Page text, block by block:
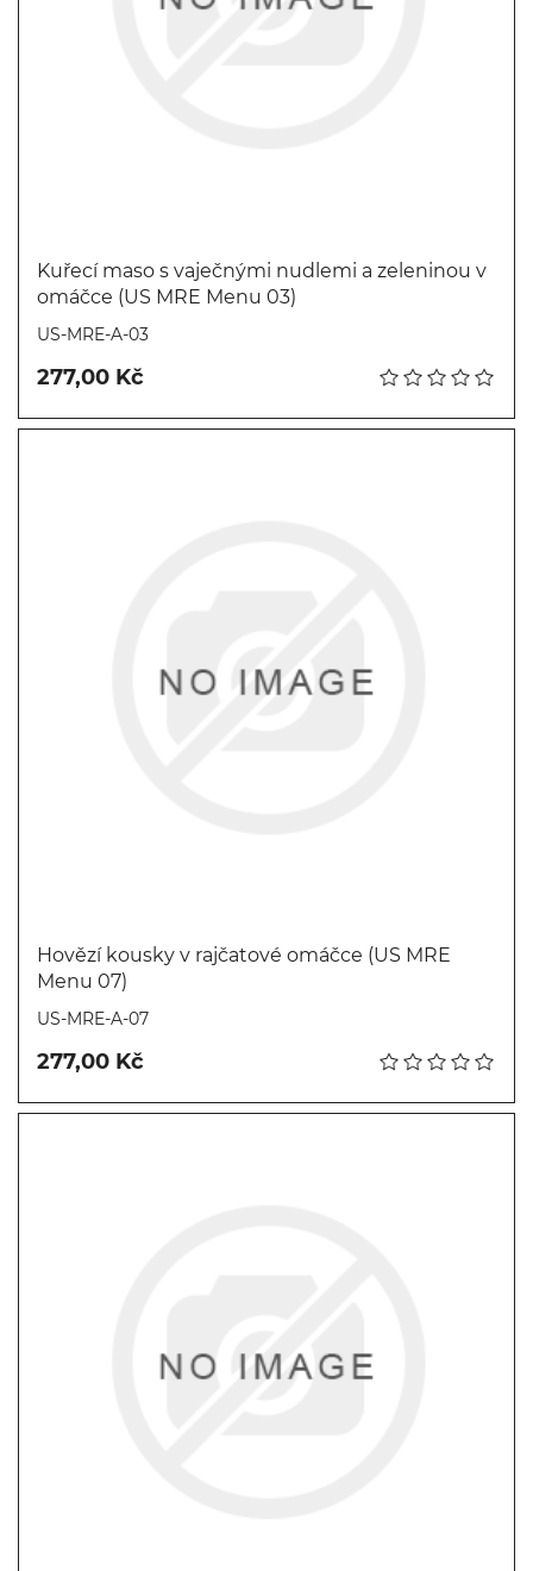
Kuřecí maso s vaječnými nudlemi a zeleninou v
omáčce (US MRE Menu 03)
US-MRE-A-03
277,00 Kč
Hovězí kousky v rajčatové omáčce (US MRE
Menu 07)
US-MRE-A-07
277,00 Kč